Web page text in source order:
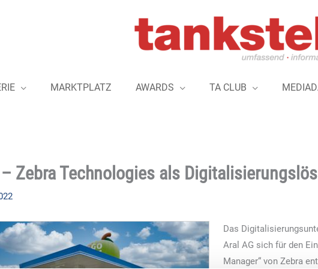
MARKTPLATZ AWARDS TA CLUB
Zebra Technologies als
Das
Aral AG sich für den
Manager“ von Zebra